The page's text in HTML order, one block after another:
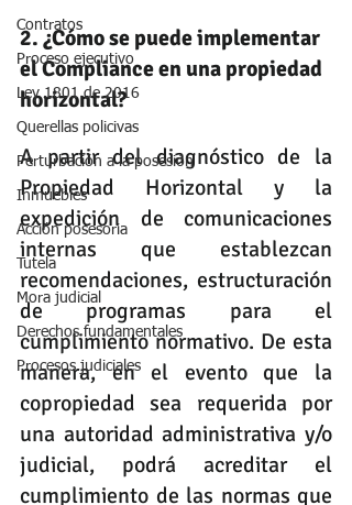
Contratos
Proceso ejecutivo
Ley 1801 de 2016
Querellas policivas
Perturbación a la posesión
Inmuebles
Acción posesoria
Tutela
Mora judicial
Derechos fundamentales
Procesos judiciales
2. ¿Cómo se puede implementar
el Compliance en una propiedad
horizontal?
A partir del diagnóstico de la
Propiedad Horizontal y la
expedición de comunicaciones
internas que establezcan
recomendaciones, estructuración
de programas para el
cumplimiento normativo. De esta
manera, en el evento que la
copropiedad sea requerida por
una autoridad administrativa y/o
judicial, podrá acreditar el
cumplimiento de las normas que